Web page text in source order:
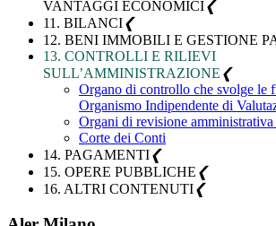
VANTAGGI ECONOMICI❮
11. BILANCI❮
12. BENI IMMOBILI E GESTIONE
13. CONTROLLI E RILIEVI
SULL’AMMINISTRAZIONE ❮
Organo di controllo che svolge le
Organismo Indipendente di
Organi di revisione amministrativa
Corte dei Conti
14. PAGAMENTI❮
15. OPERE PUBBLICHE ❮
16. ALTRI CONTENUTI❮